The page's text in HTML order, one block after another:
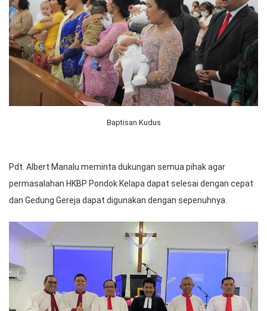
Baptisan Kudus
Pdt. Albert Manalu meminta dukungan semua pihak agar
permasalahan HKBP Pondok Kelapa dapat selesai dengan cepat
dan Gedung Gereja dapat digunakan dengan sepenuhnya.